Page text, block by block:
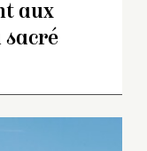
aux
sacré